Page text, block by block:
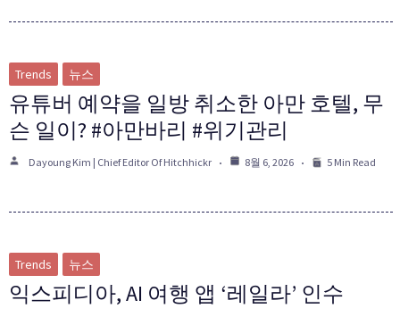
Trends 뉴스
유튜버 예약을 일방 취소한 아만 호텔, 무
슨 일이? #아만바리 #위기관리
Dayoung Kim | Chief Editor Of Hitchhickr 8월 6, 2026 5 Min Read
Trends 뉴스
익스피디아, AI 여행 앱 ‘레일라’ 인수